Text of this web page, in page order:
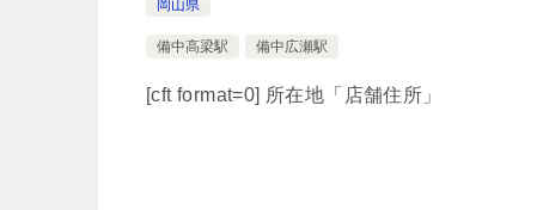
岡山県
備中高梁駅 備中広瀬駅
[cft format=0] 所在地「店舗住所」